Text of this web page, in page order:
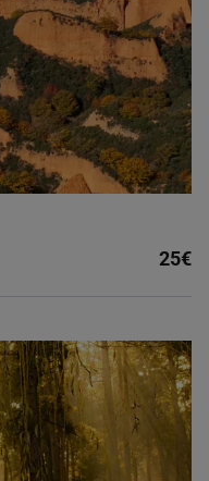
25€